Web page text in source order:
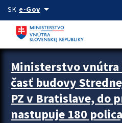
Preskocit na hlavný obsah
SK e-Govarrow_drop_down
Ministerstvo
časť budovy
PZ v Bratislave, do
nastupuje 180